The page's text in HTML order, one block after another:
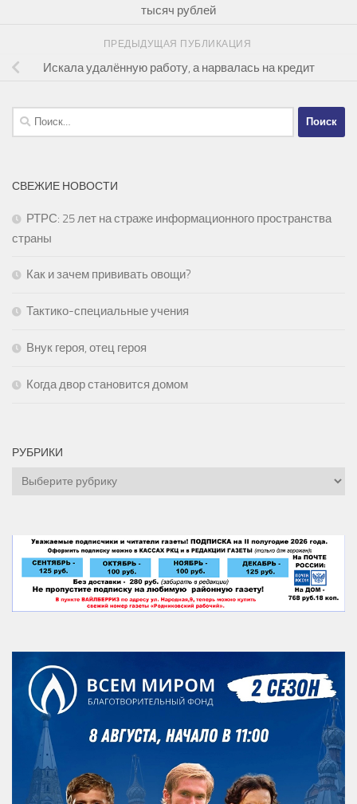
тысяч рублей
ПРЕДЫДУЩАЯ ПУБЛИКАЦИЯ
Искала удалённую работу, а нарвалась на кредит
Найти:
СВЕЖИЕ НОВОСТИ
РТРС: 25 лет на страже информационного пространства
страны
Как и зачем прививать овощи?
Тактико-специальные учения
Внук героя, отец героя
Когда двор становится домом
РУБРИКИ
Рубрики